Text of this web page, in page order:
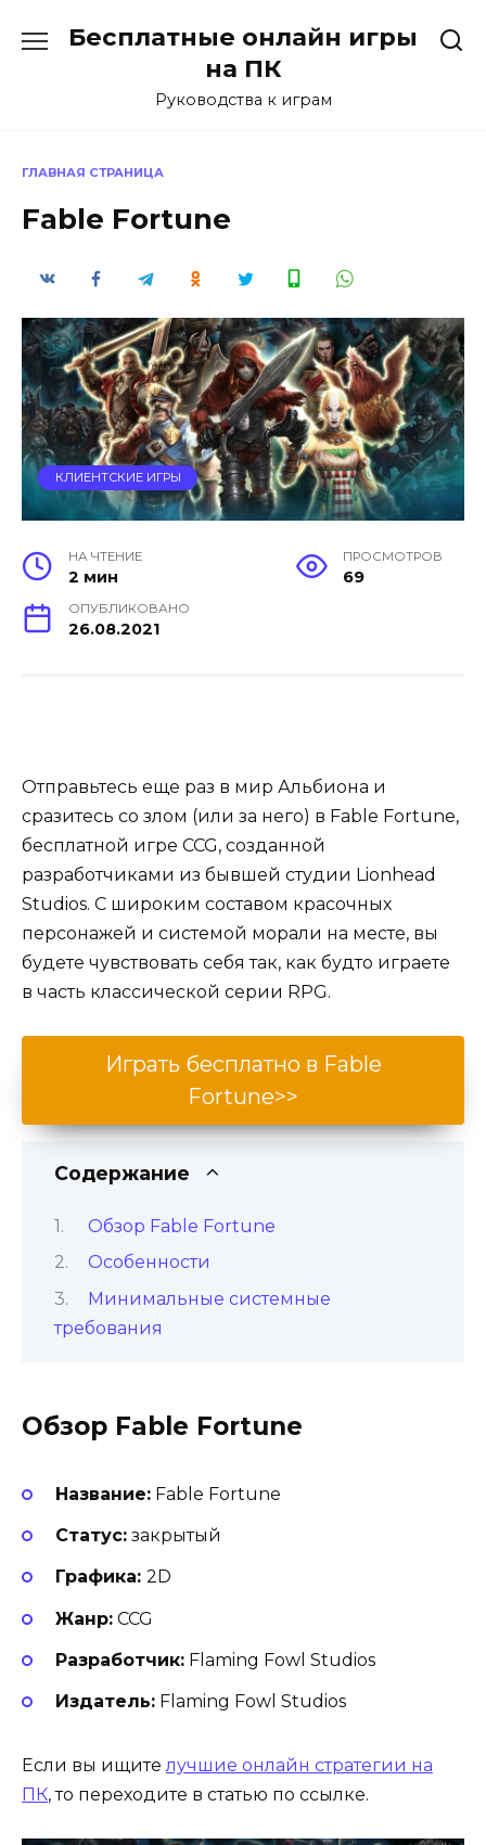
Бесплатные онлайн игры
на ПК
Руководства к играм
ГЛАВНАЯ СТРАНИЦА
Fable Fortune
КЛИЕНТСКИЕ ИГРЫ
НА ЧТЕНИЕ
2 мин
ПРОСМОТРОВ
69
ОПУБЛИКОВАНО
26.08.2021
Отправьтесь еще раз в мир Альбиона и
сразитесь со злом (или за него) в Fable Fortune,
бесплатной игре CCG, созданной
разработчиками из бывшей студии Lionhead
Studios. С широким составом красочных
персонажей и системой морали на месте, вы
будете чувствовать себя так, как будто играете
в часть классической серии RPG.
Играть бесплатно в Fable
Fortune>>
Содержание
Обзор Fable Fortune
Особенности
Минимальные системные
требования
Обзор Fable Fortune
Название:Fable Fortune
Статус:закрытый
Графика: 2D
Жанр:CCG
Разработчик:Flaming Fowl Studios
Издатель:Flaming Fowl Studios
Если вы ищителучшие онлайн стратегии на
ПК, то переходите в статью по ссылке.